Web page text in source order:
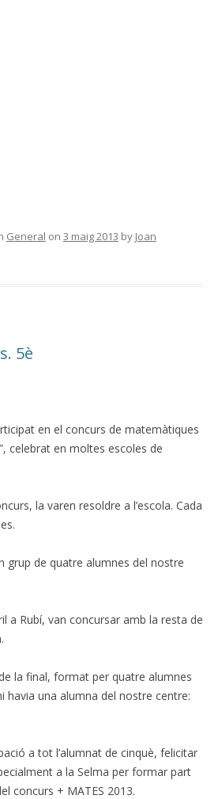
General on 3 maig 2013 by Joan
5è
en el concurs de matemàtiques
celebrat en moltes escoles de
la varen resoldre a l’escola. Cada
grup de quatre alumnes del nostre
a Rubí, van concursar amb la resta de
la final, format per quatre alumnes
havia una alumna del nostre centre:
a tot l’alumnat de cinquè, felicitar
a la Selma per formar part
concurs + MATES 2013.